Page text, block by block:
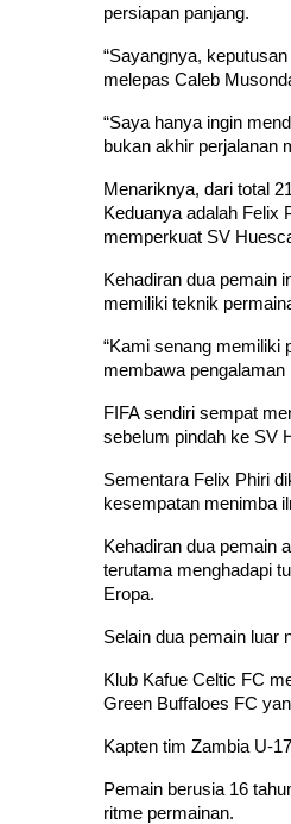
persiapan panjang.
“Sayangnya,
melepas Caleb
“Saya hanya ingin
bukan akhir perjalanan
Menariknya, dari total
Keduanya adalah Felix
memperkuat SV
Kehadiran dua pemain
memiliki teknik
“Kami senang memiliki
membawa pengalaman
FIFA sendiri sempat
sebelum pindah ke SV
Sementara Felix Phiri
kesempatan menimba
Kehadiran dua pemain
terutama menghadapi
Eropa.
Selain dua pemain luar
Klub Kafue Celtic FC
Green Buffaloes FC
Kapten tim Zambia U-
Pemain berusia 16
ritme permainan.